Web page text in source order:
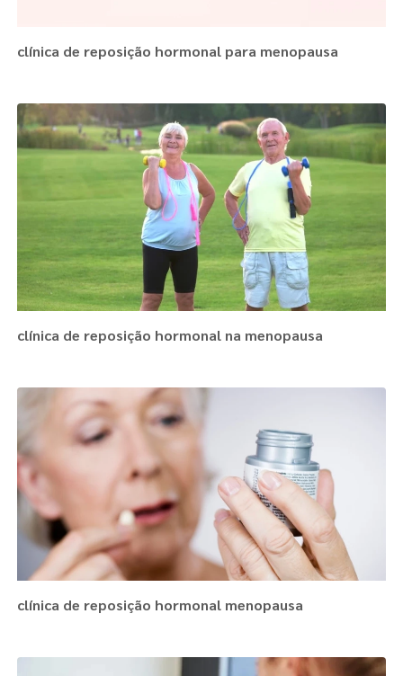
clínica de reposição hormonal para menopausa
clínica de reposição hormonal na menopausa
clínica de reposição hormonal menopausa